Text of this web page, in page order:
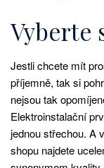
Vyberte
Jestli chcete mít
příjemně, tak si
nejsou tak
Elektroinstalační
jednou střechou. A
shopu najdete